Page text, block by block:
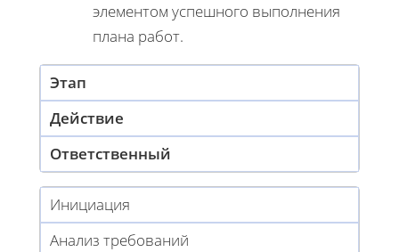
элементом успешного выполнения
плана работ.
Этап
Действие
Ответственный
Инициация
Анализ требований